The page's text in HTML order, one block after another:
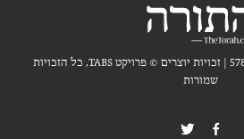
פרויקט TABS, כל הזכויות
שמורות